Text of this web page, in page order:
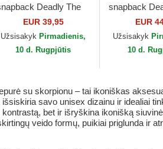
Deadly The
Deadliest Scorpion The
Farm Goorin Bros.
EUR 39,95
Užsisakyk Pirmadienis,
10 d. Rugpjūtis
snapback
Out Scorpion
The Farm
EUR
Užsisakyk
10 d.
su skorpionu – tai ikoniškas
savo unisex dizainu ir idealiai
bet ir išryškina ikonišką
veido formų, puikiai priglunda ir